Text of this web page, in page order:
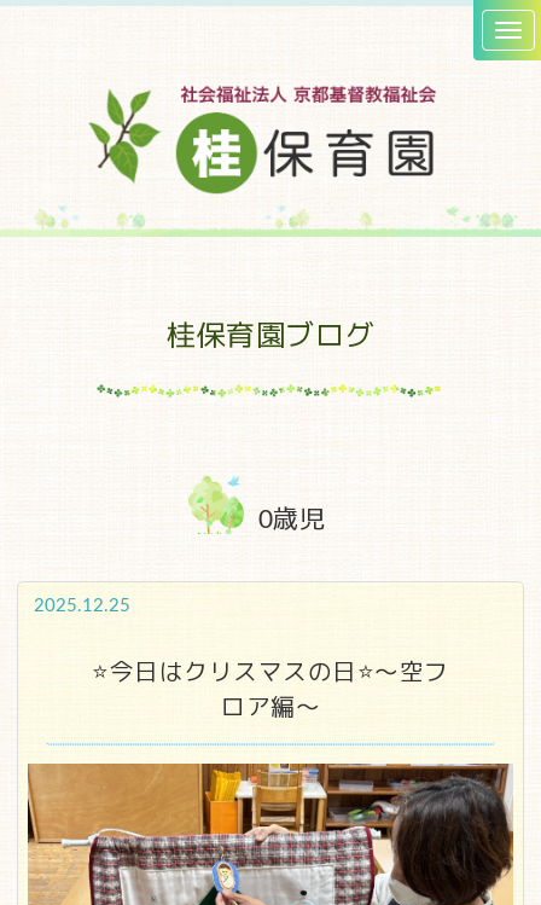
桂保育園ブログ
0歳児
2025.12.25
⭐今日はクリスマスの日⭐～空フ
ロア編～